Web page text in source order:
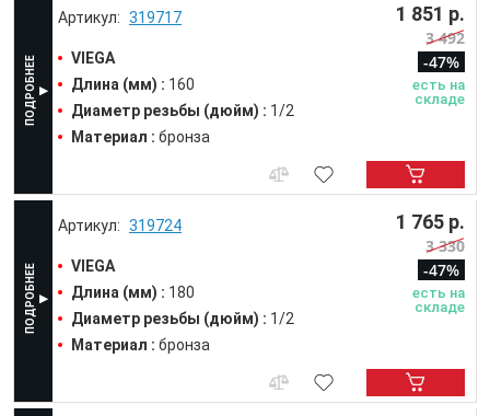
319717
VIEGA
Длина (мм) : 160
Диаметр резьбы (дюйм) : 1/2
Материал : бронза
1 851 р.
3 492
-47%
есть на
складе
319724
VIEGA
Длина (мм) : 180
Диаметр резьбы (дюйм) : 1/2
Материал : бронза
1 765 р.
3 330
-47%
есть на
складе